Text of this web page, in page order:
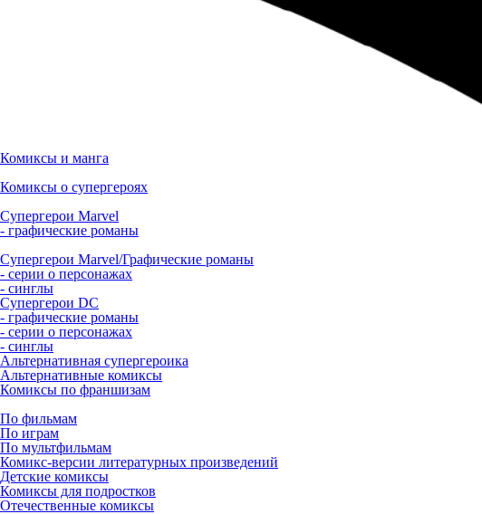
Комиксы и манга
Комиксы о супергероях
Супергерои Marvel
- графические романы
Супергерои Marvel/Графические романы
- серии о персонажах
- синглы
Супергерои DC
- графические романы
- серии о персонажах
- синглы
Альтернативная супергероика
Альтернативные комиксы
Комиксы по франшизам
По фильмам
По играм
По мультфильмам
Комикс-версии литературных произведений
Детские комиксы
Комиксы для подростков
Отечественные комиксы